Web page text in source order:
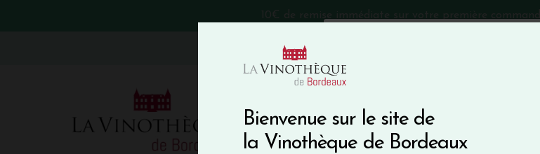
Bienvenue sur le site de
la Vinothèque de Bordeaux
VinoBlog